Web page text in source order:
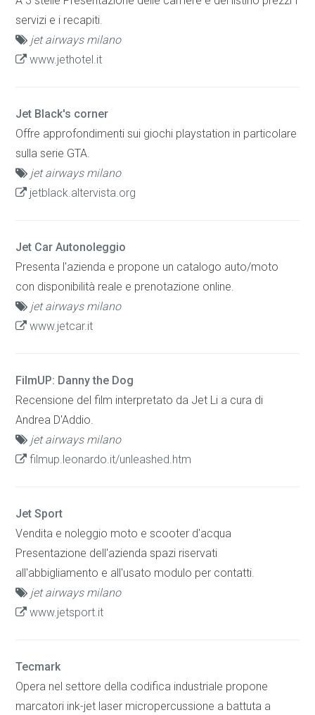
servizi e i recapiti.
jet airways milano
www.jethotel.it
Jet Black's corner
Offre approfondimenti sui giochi playstation in particolare
sulla serie GTA.
jet airways milano
jetblack.altervista.org
Jet Car Autonoleggio
Presenta l'azienda e propone un catalogo auto/moto
con disponibilità reale e prenotazione online.
jet airways milano
www.jetcar.it
FilmUP: Danny the Dog
Recensione del film interpretato da Jet Li a cura di
Andrea D'Addio.
jet airways milano
filmup.leonardo.it/unleashed.htm
Jet Sport
Vendita e noleggio moto e scooter d'acqua
Presentazione dell'azienda spazi riservati
all'abbigliamento e all'usato modulo per contatti.
jet airways milano
www.jetsport.it
Tecmark
Opera nel settore della codifica industriale propone
marcatori ink-jet laser micropercussione a battuta a